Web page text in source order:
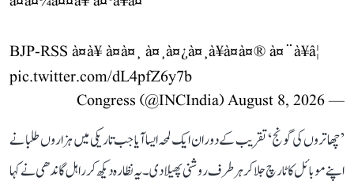
BJP-RSS à¤à¥ à¤à¤¸ à¤¸à¤¿à¤¸à¥à¤à¤® à¤¨à¥â¦
pic.twitter.com/dL4pfZ6y7b
— Congress (@INCIndia)
August 8, 2026
’چھاتروں کی گونج‘ تقریب کے دوران ایک لمحہ ایسا آیا جب تاریکی میں ہزاروں طلبا نے
اپنے موبائل کا ٹارچ جلا کر ہر طرف روشنی پھیلا دی۔ یہ نظارہ دیکھ کر راہل گاندھی نے کہا